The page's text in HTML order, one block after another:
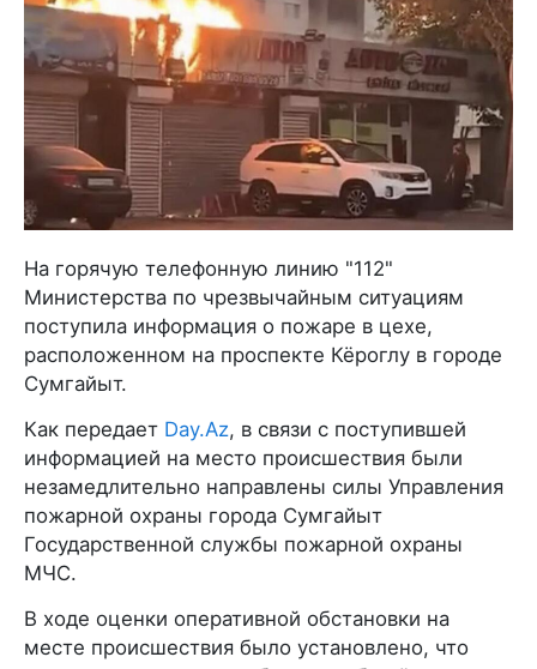
На горячую телефонную линию "112"
Министерства по чрезвычайным ситуациям
поступила информация о пожаре в цехе,
расположенном на проспекте Кёроглу в городе
Сумгайыт.
Как передает Day.Az, в связи с поступившей
информацией на место происшествия были
незамедлительно направлены силы Управления
пожарной охраны города Сумгайыт
Государственной службы пожарной охраны
МЧС.
В ходе оценки оперативной обстановки на
месте происшествия было установлено, что